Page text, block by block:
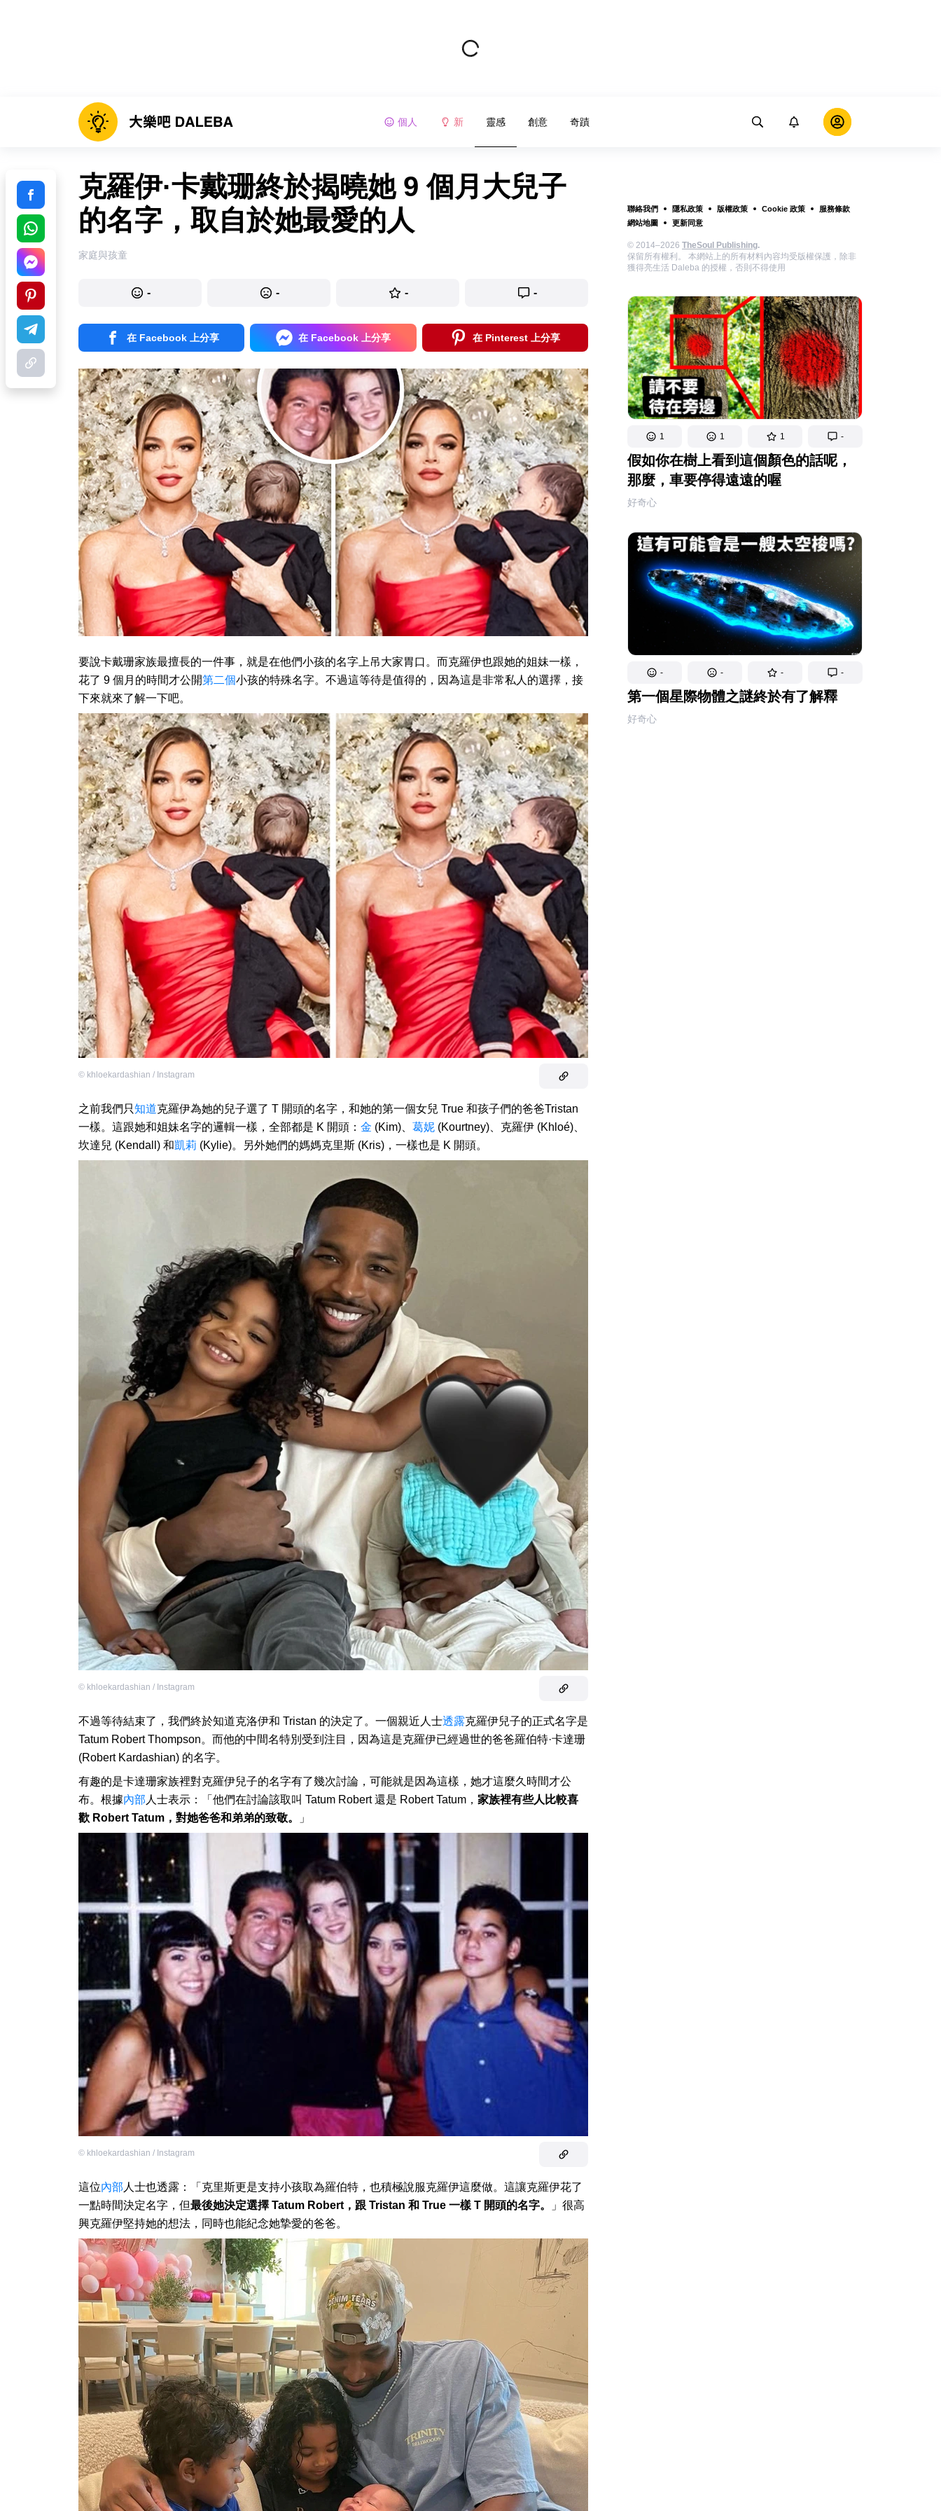
個人 新 靈感 創意 奇蹟
聯絡我們 隱私政策 版權政策 Cookie 政策
服務條款
網站地圖
更新同意
© 2014–2026 TheSoul Publishing.
保留所有權利。 本網站上的所有材料內容均受版權保護，除非
獲得亮生活 Daleba 的授權，否則不得使用
1 1 1 -
假如你在樹上看到這個顏色的話呢，
那麼，車要停得遠遠的喔
好奇心
- - - -
第一個星際物體之謎終於有了解釋
好奇心
克羅伊·卡戴珊終於揭曉她 9 個月大兒子
的名字，取自於她最愛的人
家庭與孩童
- - - -
在 Facebook 上分享 在 Facebook 上分享 在 Pinterest 上分享
要說卡戴珊家族最擅長的一件事，就是在他們小孩的名字上吊大家胃口。而克羅伊也跟她的姐妹一樣，
花了 9 個月的時間才公開第二個小孩的特殊名字。不過這等待是值得的，因為這是非常私人的選擇，接
下來就來了解一下吧。
© khloekardashian / Instagram
之前我們只知道克羅伊為她的兒子選了 T 開頭的名字，和她的第一個女兒 True 和孩子們的爸爸Tristan
一樣。這跟她和姐妹名字的邏輯一樣，全部都是 K 開頭： 金 (Kim)、 葛妮 (Kourtney)、克羅伊 (Khloé)、
坎達兒 (Kendall) 和凱莉 (Kylie)。另外她們的媽媽克里斯 (Kris)，一樣也是 K 開頭。
© khloekardashian / Instagram
不過等待結束了，我們終於知道克洛伊和 Tristan 的決定了。一個親近人士透露克羅伊兒子的正式名字是
Tatum Robert Thompson。而他的中間名特別受到注目，因為這是克羅伊已經過世的爸爸羅伯特·卡達珊
(Robert Kardashian) 的名字。
有趣的是卡達珊家族裡對克羅伊兒子的名字有了幾次討論，可能就是因為這樣，她才這麼久時間才公
布。根據內部 人士表示：「他們在討論該取叫 Tatum Robert 還是 Robert Tatum， 家族裡有些人比較喜
歡 Robert Tatum，對她爸爸和弟弟的致敬。
」
© khloekardashian / Instagram
這位內部 人士也透露：「克里斯更是支持小孩取為羅伯特，也積極說服克羅伊這麼做。這讓克羅伊花了
一點時間決定名字，但最後她決定選擇 Tatum Robert，跟 Tristan 和 True 一樣 T 開頭的名字。
」很高
興克羅伊堅持她的想法，同時也能紀念她摯愛的爸爸。